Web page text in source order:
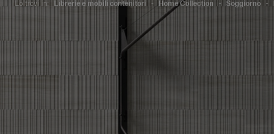
Lo trovi in: Librerie e mobili contenitori - Home Collection - Soggiorno -